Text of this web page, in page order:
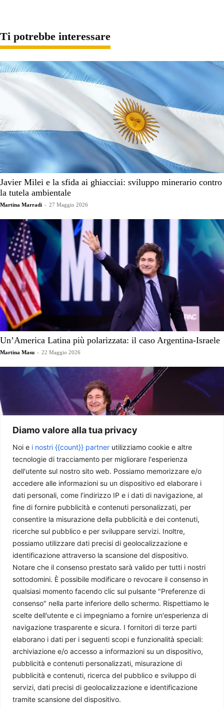
Diamo valore alla tua privacy
Noi e i nostri {{count}} partner utilizziamo cookie e altre
tecnologie di tracciamento per migliorare l'esperienza
dell'utente sul nostro sito web. Possiamo memorizzare e/o
accedere alle informazioni su un dispositivo ed elaborare i
dati personali, come l’indirizzo IP e i dati di navigazione, al
fine di fornire pubblicità e contenuti personalizzati, per
consentire la misurazione della pubblicità e dei contenuti,
ricerche sul pubblico e per sviluppare servizi. Inoltre,
possiamo utilizzare dati precisi di geolocalizzazione e
identificazione attraverso la scansione del dispositivo.
Notare che il consenso prestato sarà valido per tutti i nostri
sottodomini. È possibile modificare o revocare il consenso in
qualsiasi momento facendo clic sul pulsante "Preferenze di
consenso" nella parte inferiore dello schermo. Rispettiamo le
scelte dell'utente e ci impegniamo a fornire un'esperienza di
navigazione trasparente e sicura. I fornitori di terze parti
elaborano i dati per i seguenti scopi e funzionalità speciali:
archiviazione e/o accesso a informazioni su un dispositivo,
pubblicità e contenuti personalizzati, misurazione di
pubblicità e contenuti, ricerca del pubblico e sviluppo di
servizi, dati precisi di geolocalizzazione e identificazione
tramite scansione del dispositivo.
Ti potrebbe interessare
Javier Milei e la sfida ai ghiacciai: sviluppo minerario contro
la tutela ambientale
Martina Marradi - 27 Maggio 2026
Un’America Latina più polarizzata: il caso Argentina-Israele
Martina Masu - 22 Maggio 2026
L’Argentina di Milei: la rivoluzione del disincanto
Mattia Alfano 2 Dicembre 2025
Italia e Argentina firmano il Piano d’Azione 2025-2030
Marco Pantaloni 7 Luglio 2025